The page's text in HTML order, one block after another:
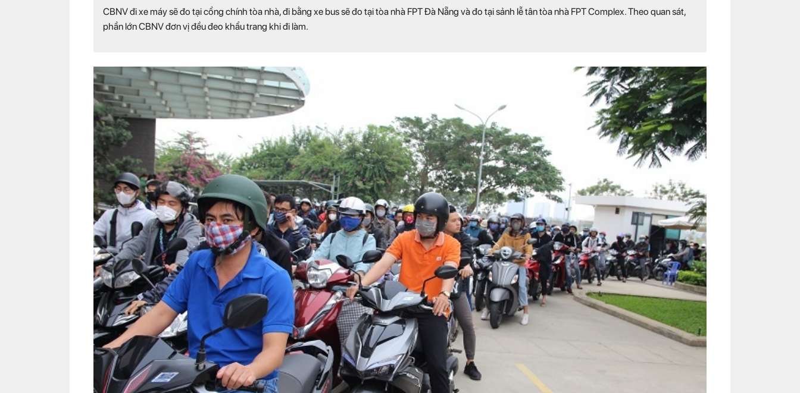
CBNV đi xe máy sẽ đo tại cổng chính tòa nhà, đi bằng xe bus sẽ đo tại tòa nhà FPT Đà Nẵng và đo tại sảnh lễ tân tòa nhà FPT Complex. Theo quan sát,
phần lớn CBNV đơn vị đều đeo khẩu trang khi đi làm.